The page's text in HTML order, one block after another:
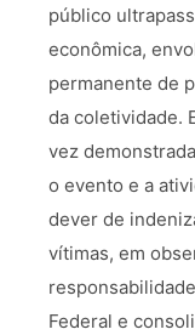
público
econômica,
permanente de
da coletividade.
vez
o evento e a
dever de
vítimas, em
Federal e